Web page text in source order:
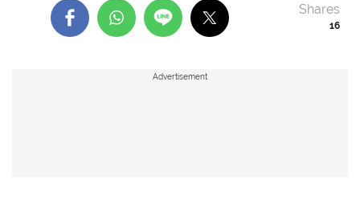
16
Shares
Advertisement